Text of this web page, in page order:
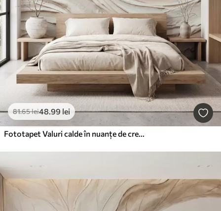
81.65lei48.99 lei
Fototapet Valuri calde în nuanțe de crem și piersică, care imită tencuiala texturată, abstract